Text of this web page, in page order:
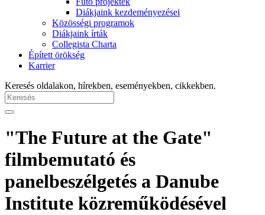
Diákjaink kezdeményezései
Közösségi programok
Diákjaink írták
Collegista Charta
Épített örökség
Karrier
Keresés oldalakon, hírekben, eseményekben, cikkekben.
"The Future at the Gate"
filmbemutató és
panelbeszélgetés a Danube
Institute közreműködésével